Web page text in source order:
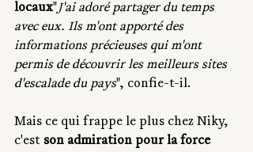
locaux"J'ai adoré partager du temps
avec eux. Ils m'ont apporté des
informations précieuses qui m'ont
permis de découvrir les meilleurs sites
d'escalade du pays", confie-t-il.
Mais ce qui frappe le plus chez Niky,
c'est son admiration pour la force